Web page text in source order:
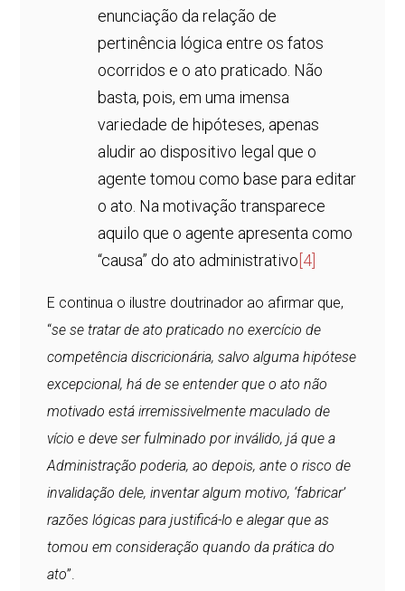
enunciação da relação de
pertinência lógica entre os fatos
ocorridos e o ato praticado. Não
basta, pois, em uma imensa
variedade de hipóteses, apenas
aludir ao dispositivo legal que o
agente tomou como base para editar
o ato. Na motivação transparece
aquilo que o agente apresenta como
“causa” do ato administrativo [4]
E continua o ilustre doutrinador ao afirmar que,
“se se tratar de ato praticado no exercício de
competência discricionária, salvo alguma hipótese
excepcional, há de se entender que o ato não
motivado está irremissivelmente maculado de
vício e deve ser fulminado por inválido, já que a
Administração poderia, ao depois, ante o risco de
invalidação dele, inventar algum motivo, ‘fabricar’
razões lógicas para justificá-lo e alegar que as
tomou em consideração quando da prática do
ato”.